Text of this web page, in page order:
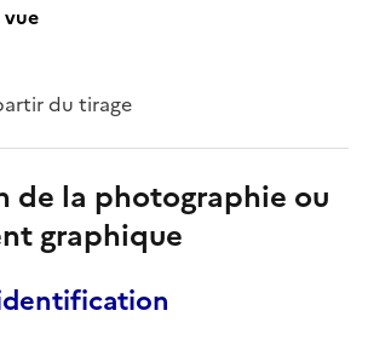
du tirage
de la photographie ou
graphique